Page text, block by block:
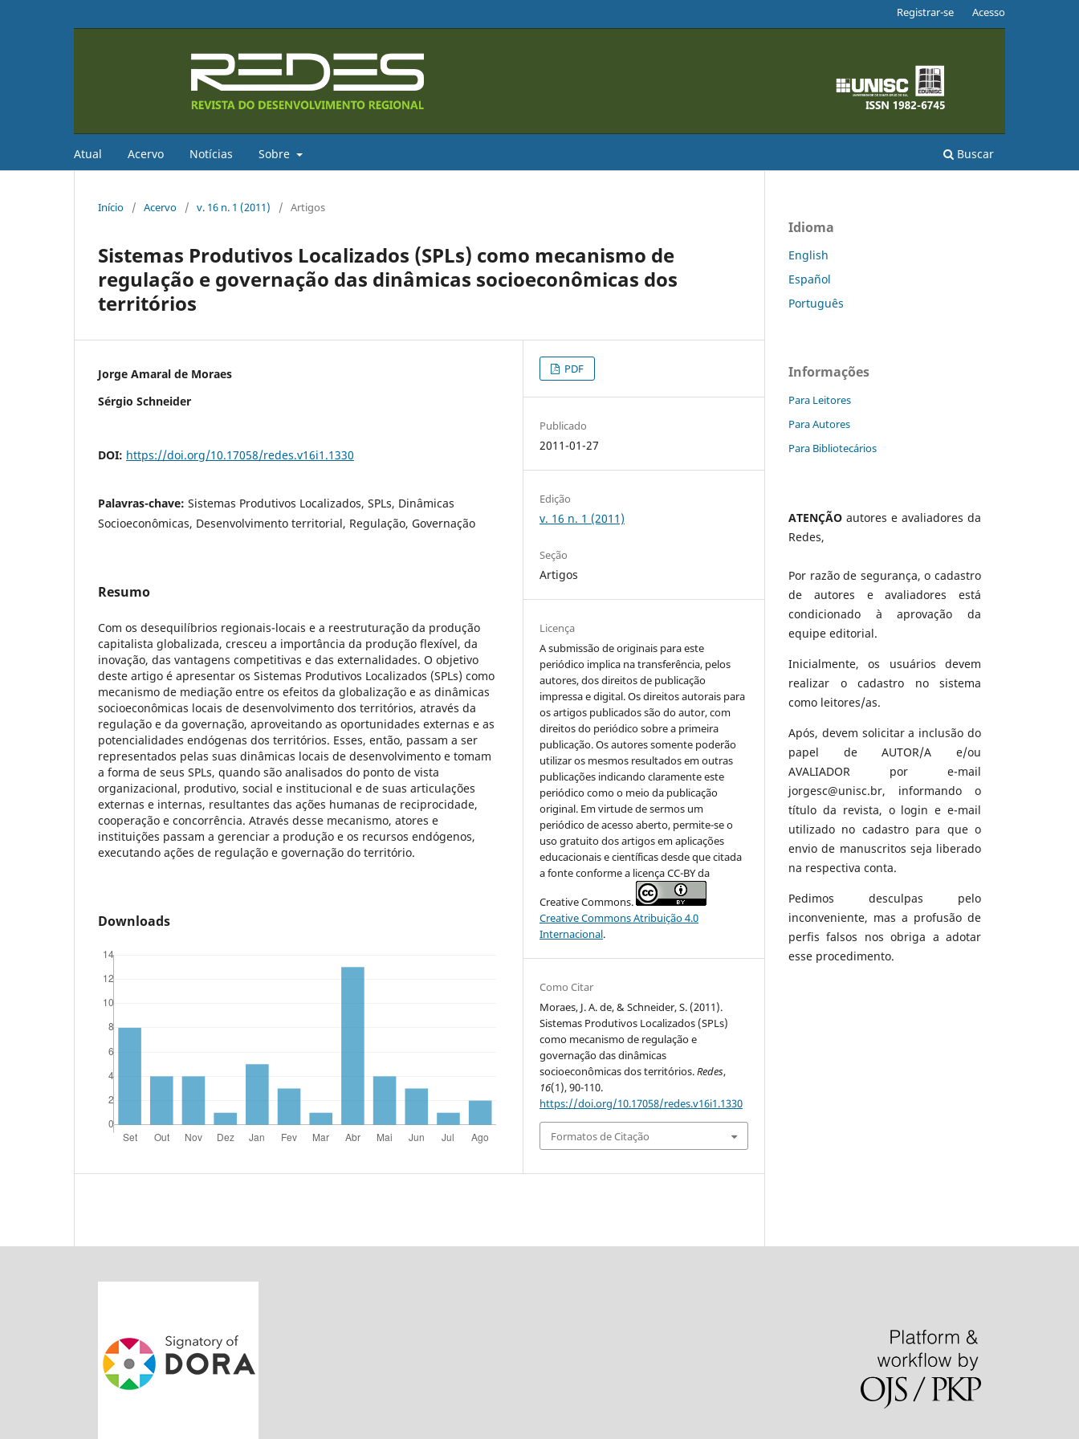
Atual Acervo Notícias Sobre Buscar
Registrar-se Acesso
Início / Acervo / v. 16 n. 1 (2011) / Artigos
Sistemas Produtivos Localizados (SPLs) como mecanismo de
regulação e governação das dinâmicas socioeconômicas dos
territórios
Jorge Amaral de Moraes
Sérgio Schneider
DOI: https://doi.org/10.17058/redes.v16i1.1330
Palavras-chave: Sistemas Produtivos Localizados, SPLs, Dinâmicas
Socioeconômicas, Desenvolvimento territorial, Regulação, Governação
Resumo
Com os desequilíbrios regionais-locais e a reestruturação da produção
capitalista globalizada, cresceu a importância da produção flexível, da
inovação, das vantagens competitivas e das externalidades. O objetivo
deste artigo é apresentar os Sistemas Produtivos Localizados (SPLs) como
mecanismo de mediação entre os efeitos da globalização e as dinâmicas
socioeconômicas locais de desenvolvimento dos territórios, através da
regulação e da governação, aproveitando as oportunidades externas e as
potencialidades endógenas dos territórios. Esses, então, passam a ser
representados pelas suas dinâmicas locais de desenvolvimento e tomam
a forma de seus SPLs, quando são analisados do ponto de vista
organizacional, produtivo, social e institucional e de suas articulações
externas e internas, resultantes das ações humanas de reciprocidade,
cooperação e concorrência. Através desse mecanismo, atores e
instituições passam a gerenciar a produção e os recursos endógenos,
executando ações de regulação e governação do território.
Downloads
PDF
Publicado
2011-01-27
Edição
v. 16 n. 1 (2011)
Seção
Artigos
Licença
A submissão de originais para este
periódico implica na transferência, pelos
autores, dos direitos de publicação
impressa e digital. Os direitos autorais para
os artigos publicados são do autor, com
direitos do periódico sobre a primeira
publicação. Os autores somente poderão
utilizar os mesmos resultados em outras
publicações indicando claramente este
periódico como o meio da publicação
original. Em virtude de sermos um
periódico de acesso aberto, permite-se o
uso gratuito dos artigos em aplicações
educacionais e científicas desde que citada
a fonte conforme a licença CC-BY da
Creative Commons.
Creative Commons Atribuição 4.0
Internacional.
Como Citar
Moraes, J. A. de, & Schneider, S. (2011).
Sistemas Produtivos Localizados (SPLs)
como mecanismo de regulação e
governação das dinâmicas
socioeconômicas dos territórios.Redes,
16(1), 90-110.
https://doi.org/10.17058/redes.v16i1.1330
Formatos de Citação
Idioma
English
Español
Português
Informações
Para Leitores
Para Autores
Para Bibliotecários
ATENÇÃO autores e avaliadores da
Redes,
Por razão de segurança, o cadastro
de autores e avaliadores está
condicionado à aprovação da
equipe editorial.
Inicialmente, os usuários devem
realizar o cadastro no sistema
como leitores/as.
Após, devem solicitar a inclusão do
papel de AUTOR/A e/ou
AVALIADOR por e-mail
jorgesc@unisc.br, informando o
título da revista, o login e e-mail
utilizado no cadastro para que o
envio de manuscritos seja liberado
na respectiva conta.
Pedimos desculpas pelo
inconveniente, mas a profusão de
perfis falsos nos obriga a adotar
esse procedimento.